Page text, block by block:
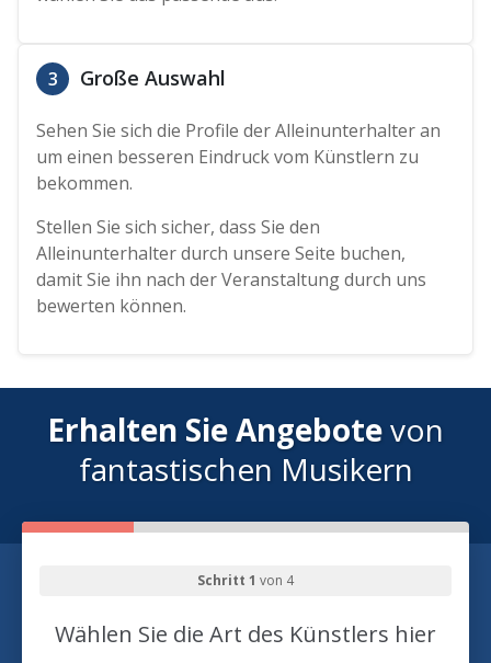
3 Große Auswahl
Sehen Sie sich die Profile der Alleinunterhalter an
um einen besseren Eindruck vom Künstlern zu
bekommen.
Stellen Sie sich sicher, dass Sie den
Alleinunterhalter durch unsere Seite buchen,
damit Sie ihn nach der Veranstaltung durch uns
bewerten können.
Erhalten Sie Angebotevon
fantastischen Musikern
Schritt 1 von 4
Wählen Sie die Art des Künstlers hier